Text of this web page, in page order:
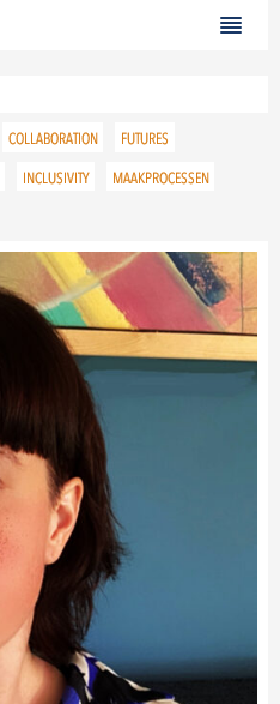
COLLABORATION FUTURES
INCLUSIVITY MAAKPROCESSEN